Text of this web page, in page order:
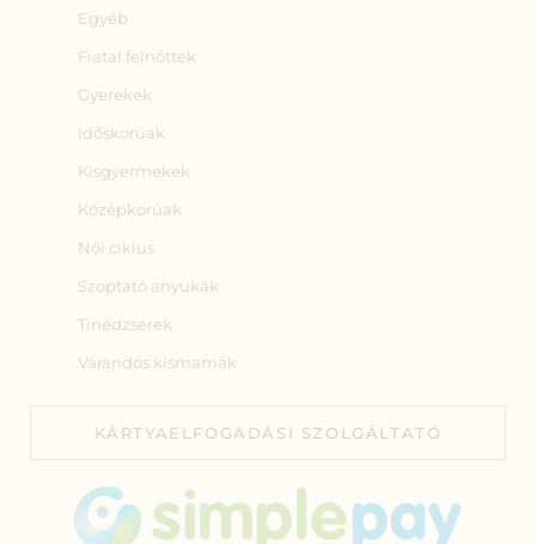
Egyéb
Fiatal felnőttek
Gyerekek
Időskorúak
Kisgyermekek
Középkorúak
Női ciklus
Szoptató anyukák
Tinédzserek
Várandós kismamák
KÁRTYAELFOGADÁSI SZOLGÁLTATÓ